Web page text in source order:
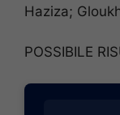
Haziza;
POSSIBILE